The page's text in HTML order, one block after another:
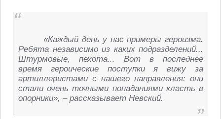
«Каждый день у нас примеры героизма.
Ребята независимо из каких подразделений...
Штурмовые, пехота... Вот в последнее
время героические поступки я вижу за
артиллеристами с нашего направления: они
стали очень точными попаданиями класть в
опорники», – рассказывает Невский.